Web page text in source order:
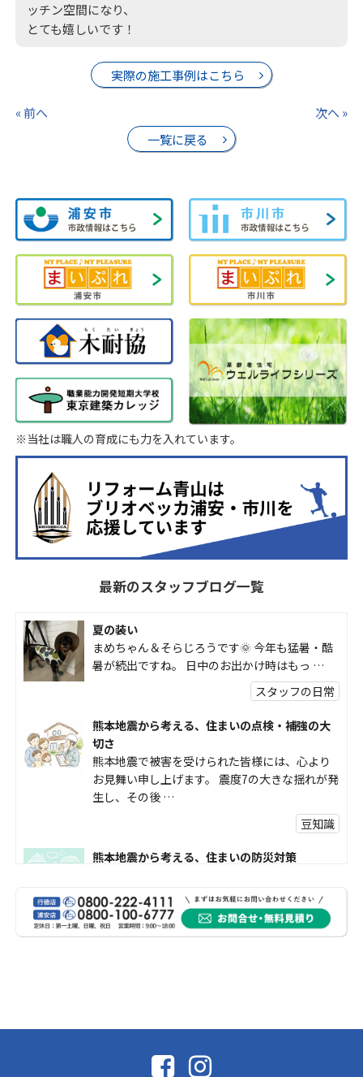
ッチン空間になり、
とても嬉しいです！
実際の施工事例はこちら
« 前へ
一覧に戻る
次へ »
※当社は職人の育成にも力を入れています。
最新のスタッフブログ一覧
夏の装い
まめちゃん＆そらじろうです🌞 今年も猛暑・酷
暑が続出ですね。 日中のお出かけ時はもっ …
スタッフの日常
熊本地震から考える、住まいの点検・補強の大
切さ
熊本地震で被害を受けられた皆様には、心より
お見舞い申し上げます。 震度7の大きな揺れが発
生し、その後 …
豆知識
熊本地震から考える、住まいの防災対策
受けられた皆様に、心よりお見舞い申し上げま
す。 今回の地震 …
社長コラム